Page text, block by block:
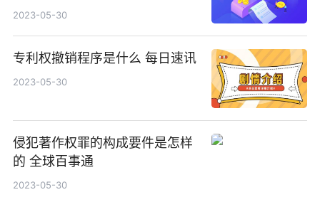
2023-05-30
专利权撤销程序是什么 每日速讯
2023-05-30
侵犯著作权罪的构成要件是怎样
的 全球百事通
2023-05-30